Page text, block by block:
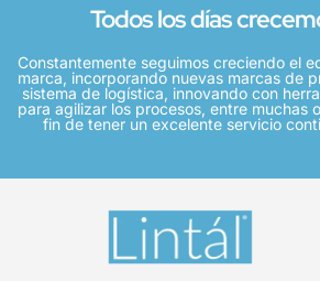
Todos los días
Constantemente seguimos creciendo el
marca, incorporando nuevas marcas de
sistema de logística, innovando con
para agilizar los procesos, entre muchas
fin de tener un excelente servicio